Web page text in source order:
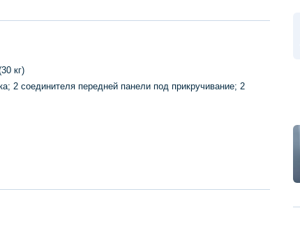
кг)
2 соединителя передней панели под прикручивание; 2